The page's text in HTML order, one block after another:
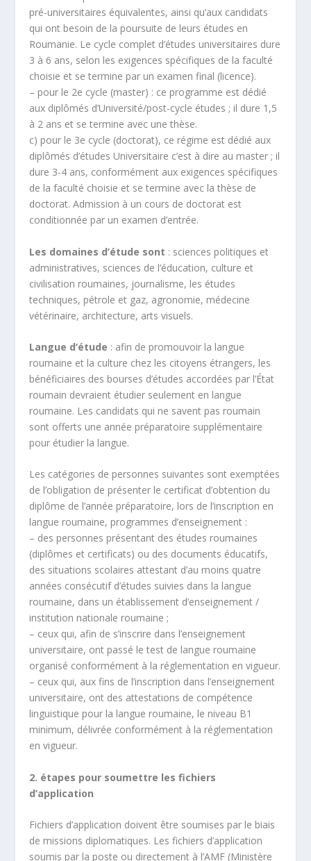
pré-universitaires équivalentes, ainsi qu’aux candidats
qui ont besoin de la poursuite de leurs études en
Roumanie. Le cycle complet d’études universitaires dure
3 à 6 ans, selon les exigences spécifiques de la faculté
choisie et se termine par un examen final (licence).
– pour le 2e cycle (master) : ce programme est dédié
aux diplômés d’Université/post-cycle études ; il dure 1,5
à 2 ans et se termine avec une thèse.
c) pour le 3e cycle (doctorat), ce régime est dédié aux
diplômés d’études Universitaire c’est à dire au master ; il
dure 3-4 ans, conformément aux exigences spécifiques
de la faculté choisie et se termine avec la thèse de
doctorat. Admission à un cours de doctorat est
conditionnée par un examen d’entrée.
Les domaines d’étude sont : sciences politiques et
administratives, sciences de l’éducation, culture et
civilisation roumaines, journalisme, les études
techniques, pétrole et gaz, agronomie, médecine
vétérinaire, architecture, arts visuels.
Langue d’étude : afin de promouvoir la langue
roumaine et la culture chez les citoyens étrangers, les
bénéficiaires des bourses d’études accordées par l’État
roumain devraient étudier seulement en langue
roumaine. Les candidats qui ne savent pas roumain
sont offerts une année préparatoire supplémentaire
pour étudier la langue.
Les catégories de personnes suivantes sont exemptées
de l’obligation de présenter le certificat d’obtention du
diplôme de l’année préparatoire, lors de l’inscription en
langue roumaine, programmes d’enseignement :
– des personnes présentant des études roumaines
(diplômes et certificats) ou des documents éducatifs,
des situations scolaires attestant d’au moins quatre
années consécutif d’études suivies dans la langue
roumaine, dans un établissement d’enseignement /
institution nationale roumaine ;
– ceux qui, afin de s’inscrire dans l’enseignement
universitaire, ont passé le test de langue roumaine
organisé conformément à la réglementation en vigueur.
– ceux qui, aux fins de l’inscription dans l’enseignement
universitaire, ont des attestations de compétence
linguistique pour la langue roumaine, le niveau B1
minimum, délivrée conformément à la réglementation
en vigueur.
2. étapes pour soumettre les fichiers
d’application
Fichiers d’application doivent être soumises par le biais
de missions diplomatiques. Les fichiers d’application
soumis par la poste ou directement à l’AMF (Ministère